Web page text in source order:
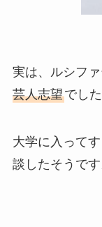
実は、ルシフ
芸人志望でした
大学に入って
談したそうです